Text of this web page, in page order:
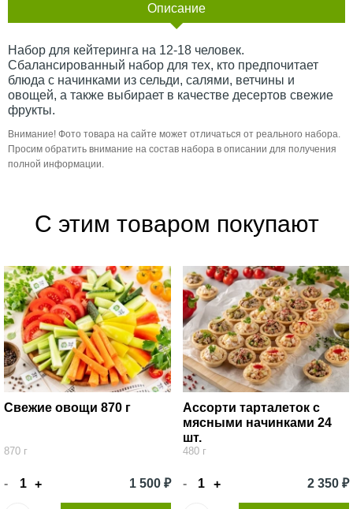
Описание
Набор для кейтеринга на 12-18 человек.
Сбалансированный набор для тех, кто предпочитает
блюда с начинками из сельди, салями, ветчины и
овощей, а также выбирает в качестве десертов свежие
фрукты.
Внимание! Фото товара на сайте может отличаться от реального набора.
Просим обратить внимание на состав набора в описании для получения
полной информации.
С этим товаром покупают
Свежие овощи 870 г
870 г
- + 1 500 ₽
Ассорти тарталеток с
мясными начинками 24
шт.
480 г
- + 2 350 ₽